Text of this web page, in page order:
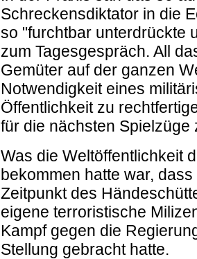
Schreckensdiktator in die
so "furchtbar unterdrückte
zum Tagesgespräch. All
Gemüter auf der ganzen
Notwendigkeit eines
Öffentlichkeit zu
für die nächsten
Was die Weltöffentlichkeit
bekommen hatte war,
Zeitpunkt des
eigene terroristische
Kampf gegen die
Stellung gebracht hatte.